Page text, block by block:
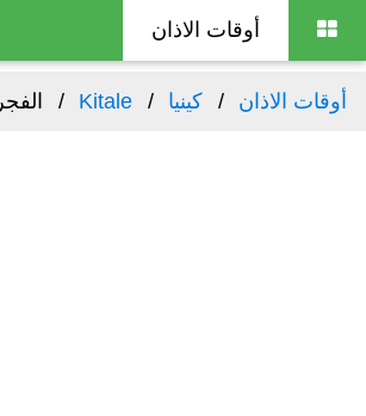
أوقات الاذان
أوقات الاذان كينيا Kitale الفجر